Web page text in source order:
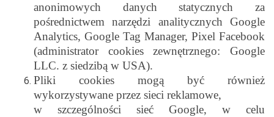
anonimowych danych statycznych za
pośrednictwem narzędzi analitycznych Google
Analytics, Google Tag Manager, Pixel Facebook
(administrator cookies zewnętrznego: Google
LLC. z siedzibą w USA).
Pliki cookies mogą być również
wykorzystywane przez sieci reklamowe,
w szczególności sieć Google, w celu